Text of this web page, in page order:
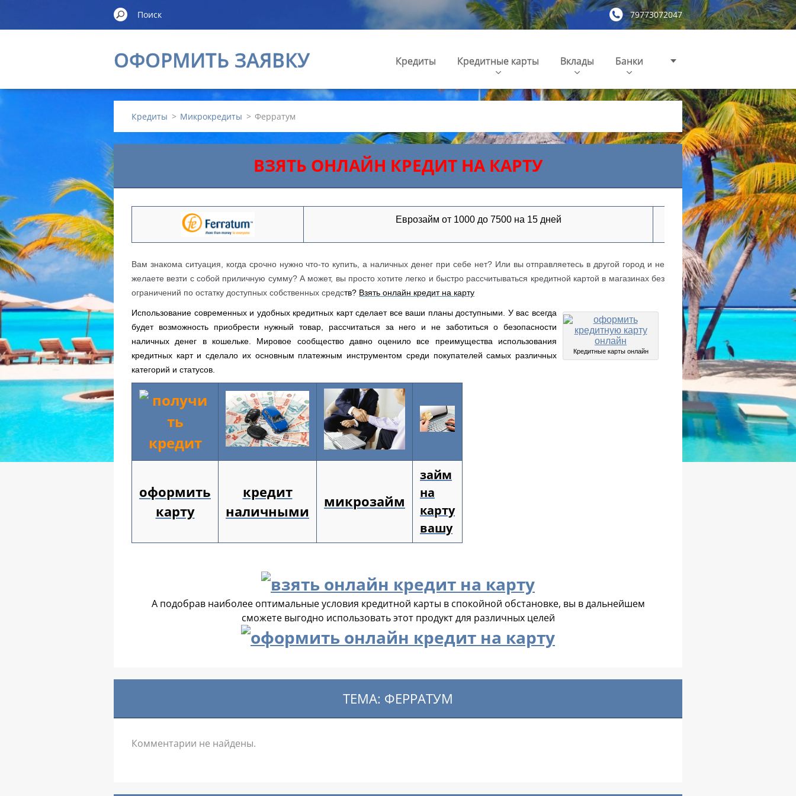
79773072047
ОФОРМИТЬ ЗАЯВКУ Кредиты Кредитные карты Вклады Банки
Кредиты > Микрокредиты > Ферратум
ВЗЯТЬ ОНЛАЙН КРЕДИТ НА КАРТУ
Еврозайм от 1000 до 7500 на 15 дней
Вам знакома ситуация, когда срочно нужно что-то купить, а наличных денег при себе нет? Или вы отправляетесь в другой город и не
желаете везти с собой приличную сумму? А может, вы просто хотите легко и быстро рассчитываться кредитной картой в магазинах без
ограничений по остатку доступных собственных средств? Взять онлайн кредит на карту
Кредитные карты онлайн
Использование современных и удобных кредитных карт сделает все ваши планы доступными. У вас всегда
будет возможность приобрести нужный товар, рассчитаться за него и не заботиться о безопасности
наличных денег в кошельке. Мировое сообщество давно оценило все преимущества использования
кредитных карт и сделало их основным платежным инструментом среди покупателей самых различных
категорий и статусов.
оформить
карту
кредит
наличными
микрозайм
займ
на
карту
вашу
А подобрав наиболее оптимальные условия кредитной карты в спокойной обстановке, вы в дальнейшем
сможете выгодно использовать этот продукт для различных целей
ТЕМА: ФЕРРАТУМ
Комментарии не найдены.